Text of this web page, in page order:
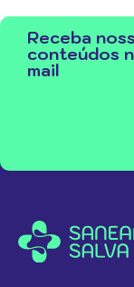
Receba
conteúdos
mail